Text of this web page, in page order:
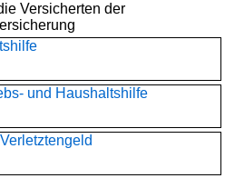
Versicherten der
und Haushaltshilfe